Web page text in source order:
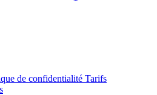
de confidentialité Tarifs